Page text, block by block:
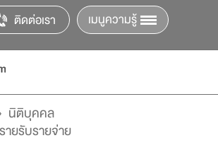
ติดต่อเรา เมนูความรู้
นิติบุคคล
ยรับรายจ่าย